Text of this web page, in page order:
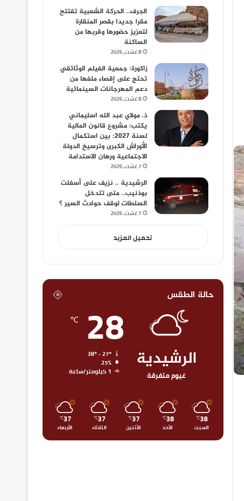
الجرف.. الحركة الشعبية تفتتح
مقرا جديدا بقصر المنقارة
لتعزيز حضورها وقربها من
الساكنة
8 غشت، 2026
زاكورة: جمعية الفيلم الوثائقي
تحتج على إقصاء ملفها من
دعم المهرجانات السينمائية
8 غشت، 2026
ذ. مولاي عبد الله اسليماني
يكتب: مشروع قانون المالية
لسنة 2027: بين استكمال
الأوراش الكبرى وترسيخ الدولة
الاجتماعية ورهان الاستدامة
7 غشت، 2026
الرشيدية .. نزيف على أسفلت
بوذنيب.. متى تتدخل
السلطات لوقف حوادث السير ؟
7 غشت، 2026
تحميل المزيد
حالة الطقس
الرشيدية
غيوم متفرقة
28
℃
25%
1 كيلومتر/ساعة
38
℃
السبت
38
℃
الأحد
37
℃
الأثنين
37
℃
الثلاثاء
37
℃
الأربعاء